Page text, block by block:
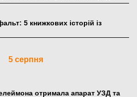
5 книжкових історій із
5 серпня
отримала апарат УЗД та